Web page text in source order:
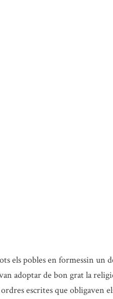
els pobles en formessin un
adoptar de bon grat la
escrites que obligaven